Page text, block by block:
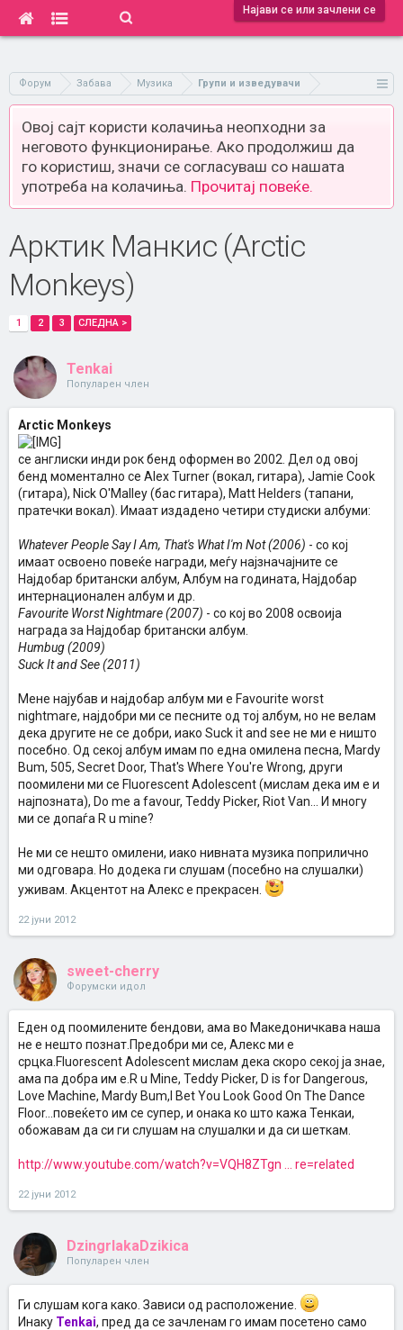
Најави се или зачлени се
Форум Забава Музика Групи и изведувачи
Овој сајт користи колачиња неопходни за
неговото функционирање. Ако продолжиш да
го користиш, значи се согласуваш со нашата
употреба на колачиња. Прочитај повеќе.
Арктик Манкис (Arctic
Monkeys)
1 2 3 СЛЕДНА >
Tenkai
Популарен член
Arctic Monkeys
се англиски инди рок бенд оформен во 2002. Дел од овој
бенд моментално се Alex Turner (вокал, гитара), Jamie Cook
(гитара), Nick O'Malley (бас гитара), Matt Helders (тапани,
пратечки вокал). Имаат издадено четири студиски албуми:
Whatever People Say I Am, That's What I'm Not (2006) - со кој
имаат освоено повеќе награди, меѓу најзначајните се
Најдобар британски албум, Албум на годината, Најдобар
интернационален албум и др.
Favourite Worst Nightmare (2007) - со кој во 2008 освоија
награда за Најдобар британски албум.
Humbug (2009)
Suck It and See (2011)
Мене најубав и најдобар албум ми е Favourite worst
nightmare, најдобри ми се песните од тој албум, но не велам
дека другите не се добри, иако Suck it and see не ми е ништо
посебно. Од секој албум имам по една омилена песна, Mardy
Bum, 505, Secret Door, That's Where You're Wrong, други
поомилени ми се Fluorescent Adolescent (мислам дека им е и
најпозната), Do me a favour, Teddy Picker, Riot Van... И многу
ми се допаѓа R u mine?
Не ми се нешто омилени, иако нивната музика поприлично
ми одговара. Но додека ги слушам (посебно на слушалки)
уживам. Акцентот на Алекс е прекрасен.
22 јуни 2012
sweet-cherry
Форумски идол
Eден од поомилените бендови, ама во Македоничкава наша
не е нешто познат.Предобри ми се, Алекс ми е
срцка.Fluorescent Adolescent мислам дека скоро секој ја знае,
ама па добра им е.R u Mine, Teddy Picker, D is for Dangerous,
Love Machine, Mardy Bum,I Bet You Look Good On The Dance
Floor...повеќето им се супер, и онака ко што кажа Тенкаи,
обожавам да си ги слушам на слушалки и да си шеткам.
http://www.youtube.com/watch?v=VQH8ZTgn ... re=related
22 јуни 2012
DzingrlakaDzikica
Популарен член
Ги слушам кога како. Зависи од расположение.
Инаку Tenkai, пред да се зачленам го имам посетено само